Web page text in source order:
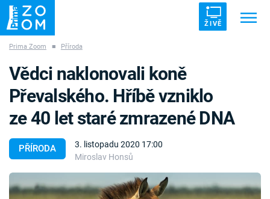
ŽIVĚ
ZÁHADY VETŘELCI DÁVNOVĚKU
Témata
Témata
Prima Zoom ■ Příroda
PŘÍRODA
3. listopadu 2020 17:00
Miroslav Honsů
Vědci naklonovali koně
Převalského. Hříbě vzniklo
ze 40 let staré zmrazené DNA